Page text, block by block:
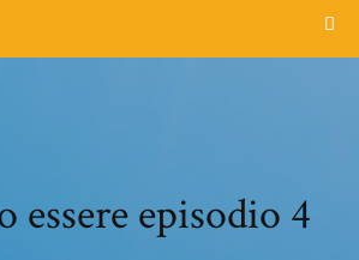
essere episodio 4